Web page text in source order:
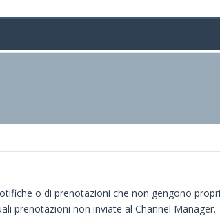
o di prenotazioni che non gengono
prenotazioni non inviate al Channel Manager.